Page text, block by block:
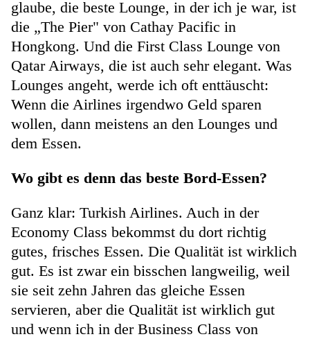
glaube, die beste Lounge, in der ich je war, ist
die „The Pier" von Cathay Pacific in
Hongkong. Und die First Class Lounge von
Qatar Airways, die ist auch sehr elegant. Was
Lounges angeht, werde ich oft enttäuscht:
Wenn die Airlines irgendwo Geld sparen
wollen, dann meistens an den Lounges und
dem Essen.
Wo gibt es denn das beste Bord-Essen?
Ganz klar: Turkish Airlines. Auch in der
Economy Class bekommst du dort richtig
gutes, frisches Essen. Die Qualität ist wirklich
gut. Es ist zwar ein bisschen langweilig, weil
sie seit zehn Jahren das gleiche Essen
servieren, aber die Qualität ist wirklich gut
und wenn ich in der Business Class von